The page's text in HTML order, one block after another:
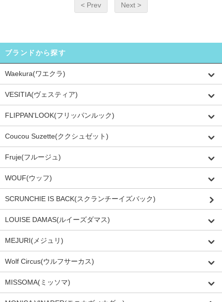
< Prev Next >
ブランドから探す
Waekura(ワエクラ)
VESITIA(ヴェスティア)
FLIPPAN'LOOK(フリッパンルック)
Coucou Suzette(ククシュゼット)
Fruje(フルージュ)
WOUF(ウッフ)
SCRUNCHIE IS BACK(スクランチーイズバック)
LOUISE DAMAS(ルイーズダマス)
MEJURI(メジュリ)
Wolf Circus(ウルフサーカス)
MISSOMA(ミッソマ)